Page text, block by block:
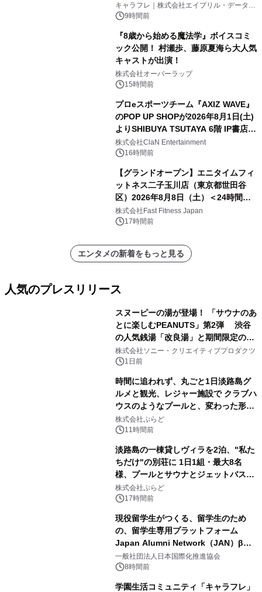
キャラフレ｜株式会社エイプリル・データ・
デザインズ
9時間前
『8歳から始める魔法学』ボイスコミ
ック公開！ 村瀬歩、藤原夏海ら大人気
キャストが出演！
株式会社オーバーラップ
15時間前
プロeスポーツチーム『AXIZ WAVE』
のPOP UP SHOPが2026年8月1日(土)
よりSHIBUYA TSUTAYA 6階 IP書店で
開催決定！！
株式会社ClaN Entertainment
16時間前
【グランドオープン】エニタイムフィ
ットネス二子玉川店（東京都世田谷
区）2026年8月8日（土）＜24時間年
中無休のフィットネスジム＞
株式会社Fast Fitness Japan
17時間前
エンタメの新着をもっと見る
人気のプレスリリース
スヌーピーの湯が登場！ 「サウナのあ
とに楽しむPEANUTS」第2弾 渋谷
の人気銭湯「改良湯」と期間限定のコ
ラボレーション サウナイキタイコラ
ボグッズも発売決定！
株式会社ソニー・クリエイティブプロダクツ
1日前
時間に追われず、丸ごと1日淡路島グ
ルメと観光、レジャー施設で クラブハ
ウスのようなプールと、変わった形の
サウナも 「THE BOXY AWAJI」のお
得な素泊まり連泊プランで
株式会社ぷらど
11時間前
淡路島の一棟貸しヴィラを2泊、"私た
ちだけ"の別荘に 1日1組・最大8名
様、プールとサウナとジェットバス付
きで Villa Mon Temps AWAJIの連泊
素泊りプラン
株式会社ぷらど
17時間前
現役留学生がつくる、留学生のため
の、留学生専用プラットフォーム
Japan Alumni Network（JAN）β版
をリリース
一般社団法人日本国際化推進協会
8時間前
学園生活コミュニティ「キャラフレ」